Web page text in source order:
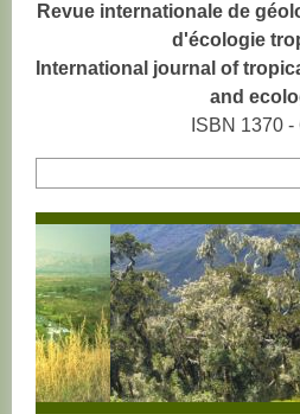
Revue internationale de
d'écologie
International journal of
and
ISBN 1370 -